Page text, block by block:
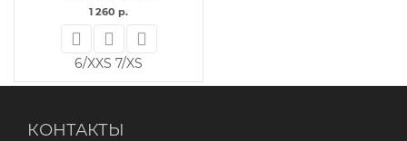
1 260 р.
6/XXS 7/XS
КОНТАКТЫ